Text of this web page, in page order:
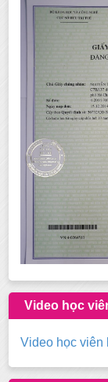
Video học
Video học viên